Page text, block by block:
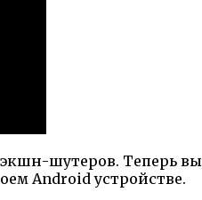
шутеров. Теперь
Android устройстве.